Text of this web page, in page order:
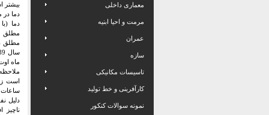
بیشتر
دما در
مطلق
است
ساعات
دلیل
ناچیز
معماری داخلی
مرمت و احیا ابنیه
عمران
سازه
تاسیسات مکانیکی
کارآفرینی و خط تولید
نمونه سوالات کنکور